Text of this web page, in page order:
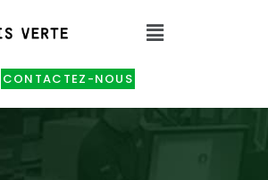
CONTACTEZ-NOUS